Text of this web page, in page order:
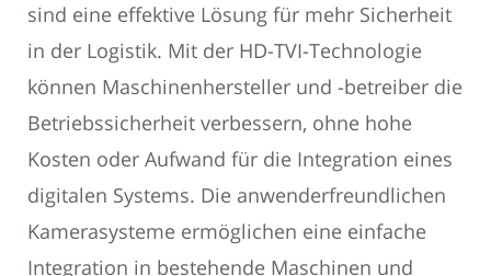
sind eine effektive Lösung für mehr Sicherheit
in der Logistik. Mit der HD-TVI-Technologie
können Maschinenhersteller und -betreiber die
Betriebssicherheit verbessern, ohne hohe
Kosten oder Aufwand für die Integration eines
digitalen Systems. Die anwenderfreundlichen
Kamerasysteme ermöglichen eine einfache
Integration in bestehende Maschinen und